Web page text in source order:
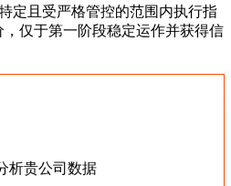
定且受严格管控的范围内执行指
仅于第一阶段稳定运作并获得信
析贵公司数据